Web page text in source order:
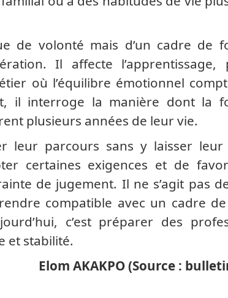
de volonté mais d’un cadre de
Il affecte l’apprentissage,
où l’équilibre émotionnel
il interroge la manière dont la
plusieurs années de leur vie.
leur parcours sans y laisser leur
certaines exigences et de
de jugement. Il ne s’agit pas
compatible avec un cadre
c’est préparer des
et stabilité.
Elom AKAKPO (Source :